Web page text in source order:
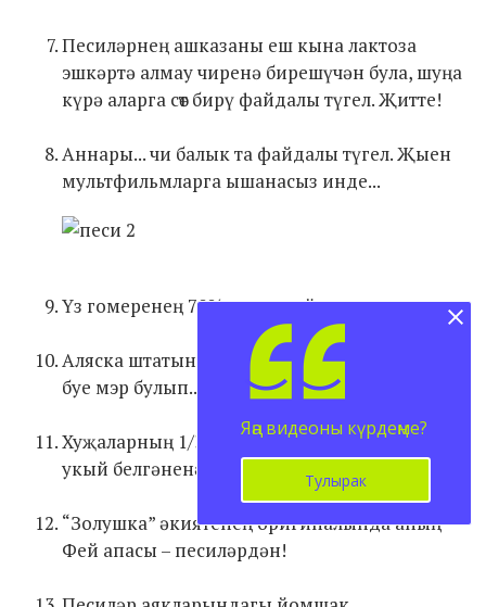
Песиләрнең ашказаны еш кына лактоза
эшкәртә алмау чиренә бирешүчән була, шуңа
күрә аларга сөт бирү файдалы түгел. Җитте!
Аннары... чи балык та файдалы түгел. Җыен
мультфильмларга ышанасыз инде...
Үз гомеренең 70% песиләр йоклап үткәрә.
Аляска штатының Талкитна шәһәрендә 15 ел
буе мэр булып... Стаббс исемле песи торган.
Хуҗаларның 1/3 песиләре аларның уйларын
укый белгәненә ышана.
“Золушка” әкиятенең оригиналында аның
Фей апасы – песиләрдән!
Яңа видеоны күрдеңме?
Тулырак